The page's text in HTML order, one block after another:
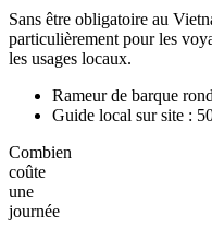
Sans être obligatoire au
particulièrement pour les
les usages locaux.
Rameur de barque
Guide local sur site :